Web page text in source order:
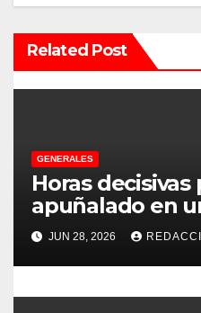
ó
n
e
e
n
t
r
Related Post
GENERALES
Horas
apuñalado en
con más de 500
Chilecito
JUN 28, 2026